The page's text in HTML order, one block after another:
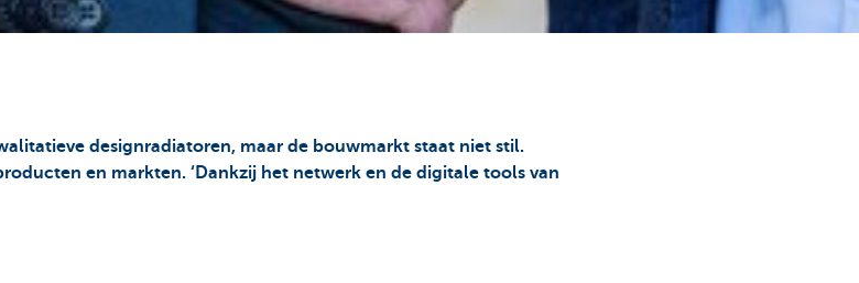
designradiatoren, maar de bouwmarkt staat niet stil.
en markten. ‘Dankzij het netwerk en de digitale tools van